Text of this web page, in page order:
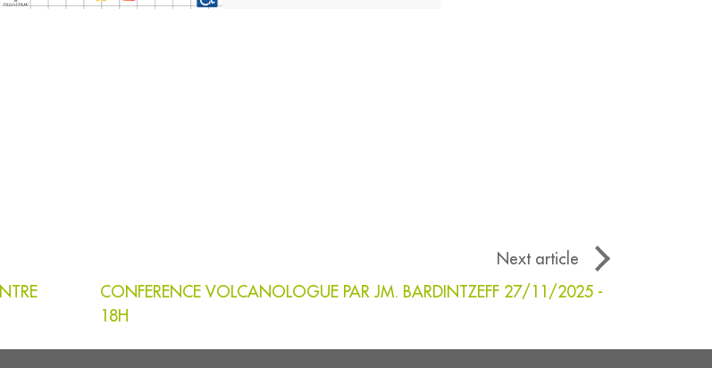
Next article
CONFERENCE VOLCANOLOGUE PAR JM. BARDINTZEFF 27/11/2025 -
18H